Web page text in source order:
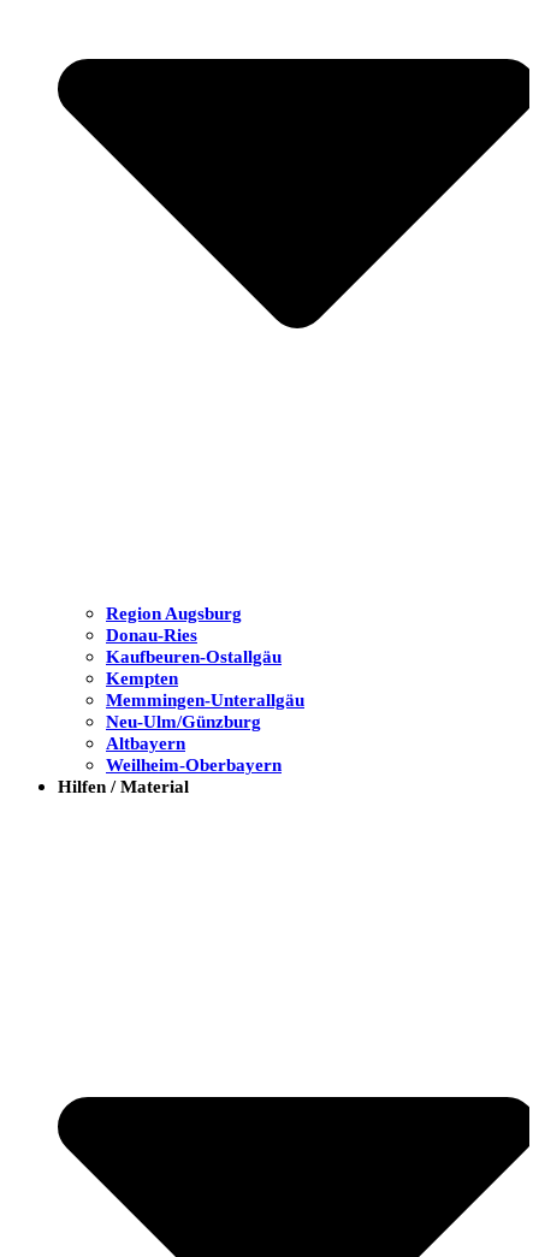
Region Augsburg
Donau-Ries
Kaufbeuren-Ostallgäu
Kempten
Memmingen-Unterallgäu
Neu-Ulm/Günzburg
Altbayern
Weilheim-Oberbayern
Hilfen / Material